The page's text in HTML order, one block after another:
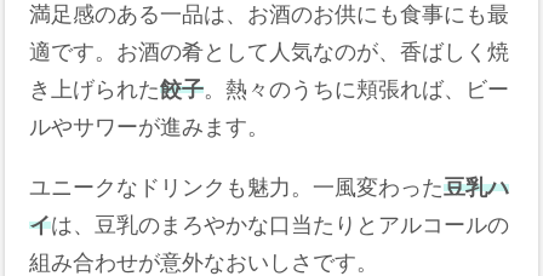
満足感のある一品は、お酒のお供にも食事にも最
適です。お酒の肴として人気なのが、香ばしく焼
き上げられた餃子。熱々のうちに頬張れば、ビー
ルやサワーが進みます。
ユニークなドリンクも魅力。一風変わった豆乳ハ
イは、豆乳のまろやかな口当たりとアルコールの
組み合わせが意外なおいしさです。